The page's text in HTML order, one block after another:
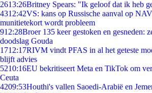
2613:26Britney Spears: "Ik geloof dat ik heb
4312:42VS: kans op Russische aanval op
munitietekort wordt probleem
912:28Broer 135 keer gestoken en gesneden:
doodslag Gouda
1712:17RIVM vindt PFAS in al het geteste
blijft advies
5210:16EU bekritiseert Meta en TikTok om
Ceuta
4209:53Houthi's vallen Saoedi-Arabië en